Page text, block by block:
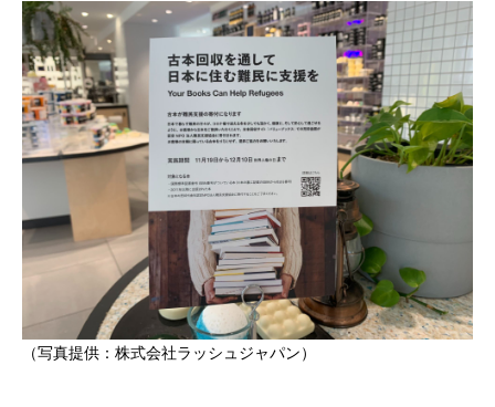
（写真提供：株式会社ラッシュジャパン）